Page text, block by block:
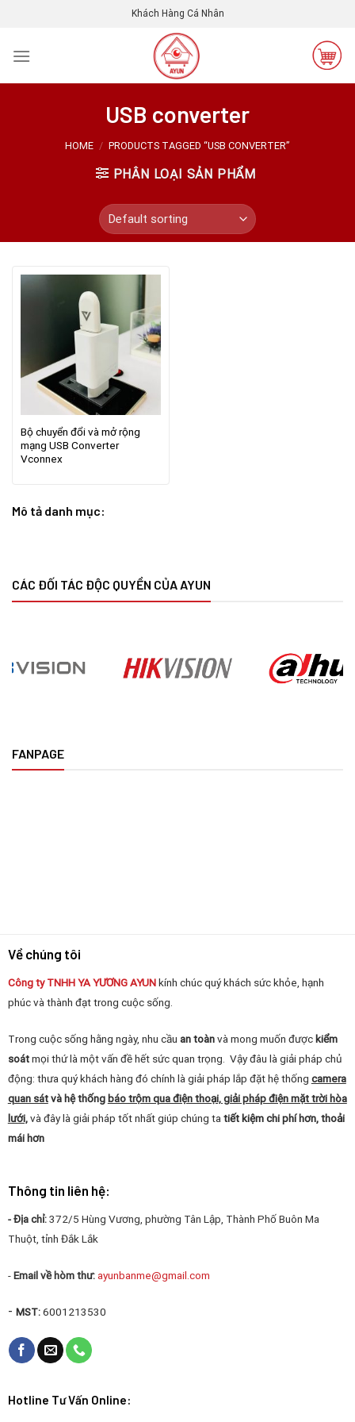
content
Khách Hàng Cá Nhân
USB converter
HOME / PRODUCTS TAGGED “USB CONVERTER”
PHÂN LOẠI SẢN PHẨM
Bộ chuyển đổi và mở rộng
mạng USB Converter
Vconnex
Mô tả danh mục:
CÁC ĐỐI TÁC ĐỘC QUYỀN CỦA AYUN
FANPAGE
Về chúng tôi
Công ty TNHH YA YƯƠNG AYUNkính chúc quý khách sức khỏe, hạnh
phúc và thành đạt trong cuộc sống.
Trong cuộc sống hằng ngày, nhu cầu an toànvà mong muốn được kiểm
soátmọi thứ là một vấn đề hết sức quan trọng. Vậy đâu là giải pháp chủ
động: thưa quý khách hàng đó chính là giải pháp lắp đặt hệ thống camera
quan sátvà hệ thống báo trộm qua điện thoại, giải pháp điện mặt trời hòa
lưới, và đây là giải pháp tốt nhất giúp chúng ta tiết kiệm chi phí hơn, thoải
mái hơn
Thông tin liên hệ:
- Địa chỉ:372/5 Hùng Vương, phường Tân Lập, Thành Phố Buôn Ma
Thuột, tỉnh Đắk Lắk
-Email về hòm thư:ayunbanme@gmail.com
- MST:6001213530
Hotline Tư Vấn Online: